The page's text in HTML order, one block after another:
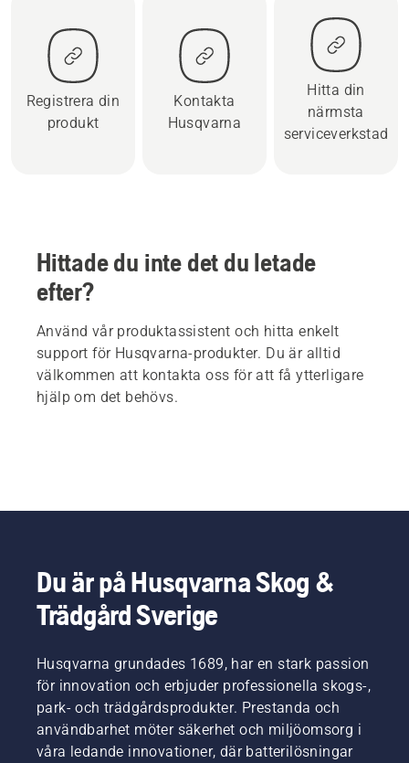
Registrera din
produkt
Kontakta
Husqvarna
Hitta din
närmsta
serviceverkstad
Hittade du inte det du letade
efter?
Använd vår produktassistent och hitta enkelt
support för Husqvarna-produkter. Du är alltid
välkommen att kontakta oss för att få ytterligare
hjälp om det behövs.
Du är på Husqvarna Skog &
Trädgård Sverige
Husqvarna grundades 1689, har en stark passion
för innovation och erbjuder professionella skogs-,
park- och trädgårdsprodukter. Prestanda och
användbarhet möter säkerhet och miljöomsorg i
våra ledande innovationer, där batterilösningar